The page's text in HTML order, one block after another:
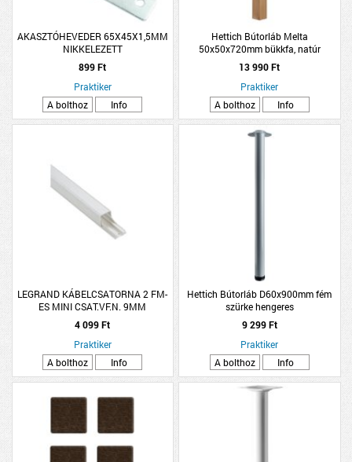
AKASZTÓHEVEDER 65X45X1,5MM
NIKKELEZETT
899 Ft
Praktiker
A bolthoz
Info
Hettich Bútorláb Melta
50x50x720mm bükkfa, natúr
négyszögletes
13 990 Ft
Praktiker
A bolthoz
Info
LEGRAND KÁBELCSATORNA 2 FM-
ES MINI CSAT.VF.N. 9MM
ÁTM.KÁBEL
4 099 Ft
Praktiker
A bolthoz
Info
Hettich Bútorláb D60x900mm fém
szürke hengeres
9 299 Ft
Praktiker
A bolthoz
Info